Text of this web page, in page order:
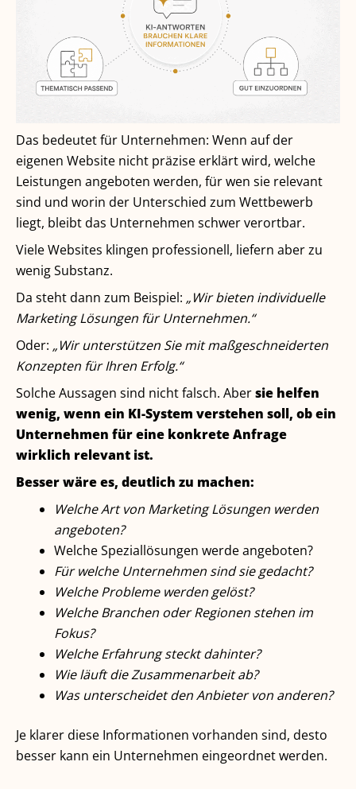
Das bedeutet für Unternehmen: Wenn auf der
eigenen Website nicht präzise erklärt wird, welche
Leistungen angeboten werden, für wen sie relevant
sind und worin der Unterschied zum Wettbewerb
liegt, bleibt das Unternehmen schwer verortbar.
Viele Websites klingen professionell, liefern aber zu
wenig Substanz.
Da steht dann zum Beispiel: „Wir bieten individuelle
Marketing Lösungen für Unternehmen.“
Oder: „Wir unterstützen Sie mit maßgeschneiderten
Konzepten für Ihren Erfolg.“
Solche Aussagen sind nicht falsch. Abersie helfen
wenig, wenn ein KI-System verstehen soll, ob ein
Unternehmen für eine konkrete Anfrage
wirklich relevant ist.
Besser wäre es, deutlich zu machen:
Welche Art von Marketing Lösungen werden
angeboten?
Welche Speziallösungen werde angeboten?
Für welche Unternehmen sind sie gedacht?
Welche Probleme werden gelöst?
Welche Branchen oder Regionen stehen im
Fokus?
Welche Erfahrung steckt dahinter?
Wie läuft die Zusammenarbeit ab?
Was unterscheidet den Anbieter von anderen?
Je klarer diese Informationen vorhanden sind, desto
besser kann ein Unternehmen eingeordnet werden.